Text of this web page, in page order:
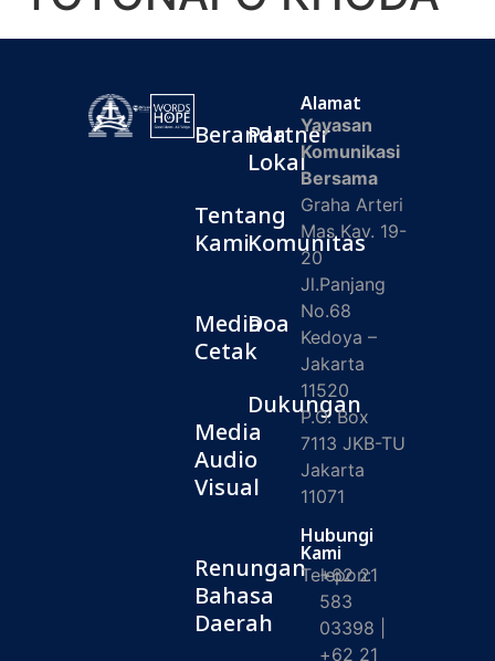
Beranda
Tentang
Kami
Media
Cetak
Media
Audio
Visual
Renungan
Bahasa
Daerah
Partner
Lokal
Komunitas
Doa
Dukungan
Alamat
Yayasan
Komunikasi
Bersama
Graha Arteri
Mas Kav. 19-
20
Jl.Panjang
No.68
Kedoya –
Jakarta
11520
P.O. Box
7113 JKB-TU
Jakarta
11071
Hubungi
Kami
Telepon:
+62 21
583
03398 |
+62 21